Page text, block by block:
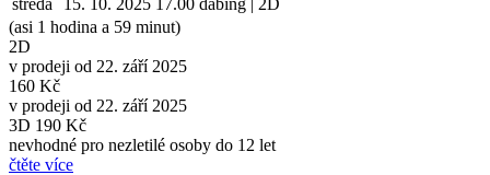
(asi 1 hodina a 59 minut)
2D
v prodeji od 22. září 2025
160 Kč
v prodeji od 22. září 2025
3D 190 Kč
nevhodné pro nezletilé osoby do 12 let
čtěte více